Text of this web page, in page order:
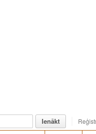
Ienākt